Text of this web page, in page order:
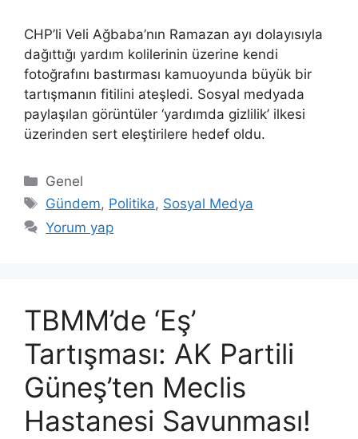
CHP’li Veli Ağbaba’nın Ramazan ayı dolayısıyla
dağıttığı yardım kolilerinin üzerine kendi
fotoğrafını bastırması kamuoyunda büyük bir
tartışmanın fitilini ateşledi. Sosyal medyada
paylaşılan görüntüler ‘yardımda gizlilik’ ilkesi
üzerinden sert eleştirilere hedef oldu.
Kategoriler
Genel
Etiketler
Gündem, Politika, Sosyal Medya
Yorum yap
TBMM’de ‘Eş’
Tartışması: AK Partili
Güneş’ten Meclis
Hastanesi Savunması!